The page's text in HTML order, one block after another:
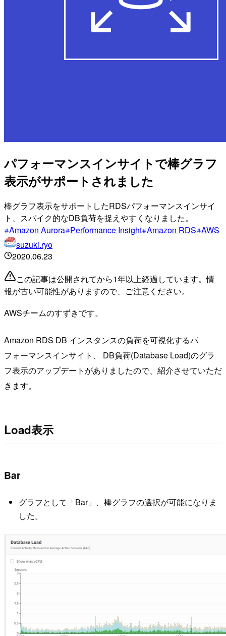
パフォーマンスインサイトで棒グラフ
表示がサポートされました
棒グラフ表示をサポートしたRDSパフォーマンスインサイ
ト、スパイク的なDB負荷を捉えやすくなりました。
Amazon Aurora Performance Insight Amazon RDS AWS
suzuki.ryo
2020.06.23
この記事は公開されてから1年以上経過しています。情
報が古い可能性がありますので、ご注意ください。
AWSチームのすずきです。
Amazon RDS DB インスタンスの負荷を可視化するパ
フォーマンスインサイト、 DB負荷(Database Load)のグラ
フ表示のアップデートがありましたので、紹介させていただ
きます。
Load表示
Bar
グラフとして「Bar」、棒グラフの選択が可能になりま
した。